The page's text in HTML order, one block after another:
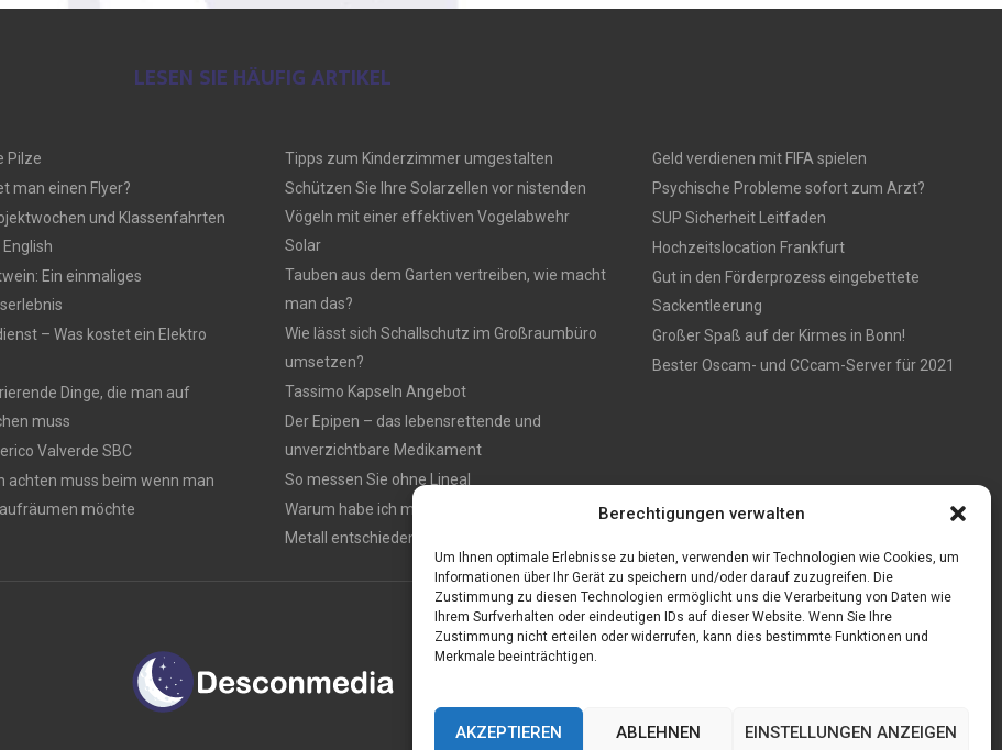
Berechtigungen verwalten
Um Ihnen optimale Erlebnisse zu bieten, verwenden wir Technologien wie Cookies, um
Informationen über Ihr Gerät zu speichern und/oder darauf zuzugreifen. Die
Zustimmung zu diesen Technologien ermöglicht uns die Verarbeitung von Daten wie
Ihrem Surfverhalten oder eindeutigen IDs auf dieser Website. Wenn Sie Ihre
Zustimmung nicht erteilen oder widerrufen, kann dies bestimmte Funktionen und
Merkmale beeinträchtigen.
AKZEPTIEREN ABLEHNEN EINSTELLUNGEN ANZEIGEN
LESEN SIE HÄUFIG ARTIKEL
Pilze
man einen Flyer?
und Klassenfahrten
Ein einmaliges
– Was kostet ein Elektro
Dinge, die man auf
muss
Valverde SBC
achten muss beim wenn man
möchte
Tipps zum Kinderzimmer umgestalten
Schützen Sie Ihre Solarzellen vor nistenden
Vögeln mit einer effektiven Vogelabwehr
Solar
Tauben aus dem Garten vertreiben, wie macht
man das?
Wie lässt sich Schallschutz im Großraumbüro
umsetzen?
Tassimo Kapseln Angebot
Der Epipen – das lebensrettende und
unverzichtbare Medikament
So messen Sie ohne Lineal
Warum habe ich mich für einen Zaun aus
Metall entschieden ?
Geld verdienen mit FIFA spielen
Psychische Probleme sofort zum Arzt?
SUP Sicherheit Leitfaden
Hochzeitslocation Frankfurt
Gut in den Förderprozess eingebettete
Sackentleerung
Großer Spaß auf der Kirmes in Bonn!
Bester Oscam- und CCcam-Server für 2021